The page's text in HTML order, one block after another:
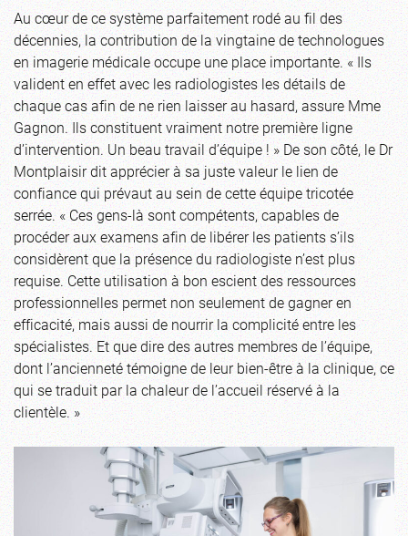
Au cœur de ce système parfaitement rodé au fil des
décennies, la contribution de la vingtaine de technologues
en imagerie médicale occupe une place importante. « Ils
valident en effet avec les radiologistes les détails de
chaque cas afin de ne rien laisser au hasard, assure Mme
Gagnon. Ils constituent vraiment notre première ligne
d’intervention. Un beau travail d’équipe ! » De son côté, le Dr
Montplaisir dit apprécier à sa juste valeur le lien de
confiance qui prévaut au sein de cette équipe tricotée
serrée. « Ces gens-là sont compétents, capables de
procéder aux examens afin de libérer les patients s’ils
considèrent que la présence du radiologiste n’est plus
requise. Cette utilisation à bon escient des ressources
professionnelles permet non seulement de gagner en
efficacité, mais aussi de nourrir la complicité entre les
spécialistes. Et que dire des autres membres de l’équipe,
dont l’ancienneté témoigne de leur bien-être à la clinique, ce
qui se traduit par la chaleur de l’accueil réservé à la
clientèle. »